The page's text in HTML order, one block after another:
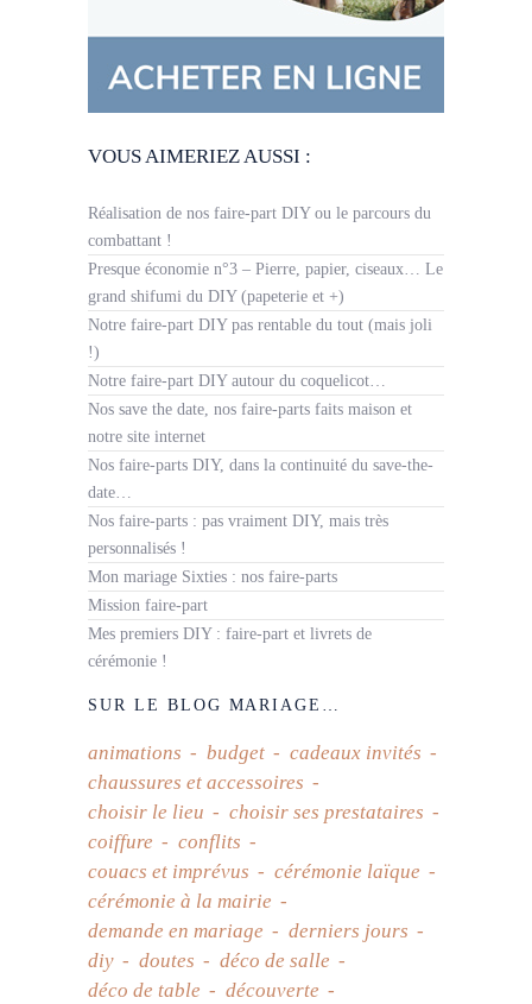
VOUS AIMERIEZ AUSSI :
Réalisation de nos faire-part DIY ou le parcours du
combattant !
Presque économie n°3 – Pierre, papier, ciseaux… Le
grand shifumi du DIY (papeterie et +)
Notre faire-part DIY pas rentable du tout (mais joli
!)
Notre faire-part DIY autour du coquelicot…
Nos save the date, nos faire-parts faits maison et
notre site internet
Nos faire-parts DIY, dans la continuité du save-the-
date…
Nos faire-parts : pas vraiment DIY, mais très
personnalisés !
Mon mariage Sixties : nos faire-parts
Mission faire-part
Mes premiers DIY : faire-part et livrets de
cérémonie !
SUR LE BLOG MARIAGE…
animations budget
cadeaux invités
chaussures et accessoires
choisir le lieu
choisir ses prestataires
coiffure
conflits
couacs et imprévus
cérémonie laïque
cérémonie à la mairie
demande en mariage
derniers jours
diy
doutes
déco de salle
déco de table
découverte